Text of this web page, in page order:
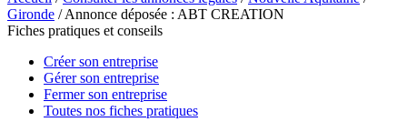
Gironde / Annonce déposée : ABT CREATION
Fiches pratiques et conseils
Créer son entreprise
Gérer son entreprise
Fermer son entreprise
Toutes nos fiches pratiques